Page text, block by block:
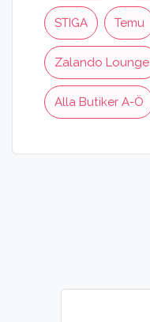
STIGA Temu
Zalando Lounge
Alla Butiker A-Ö